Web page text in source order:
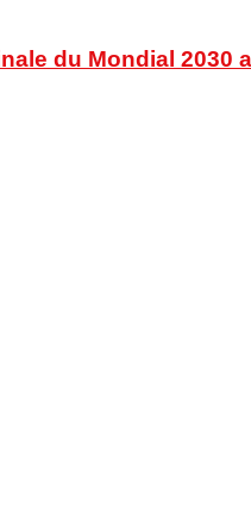
du Mondial 2030